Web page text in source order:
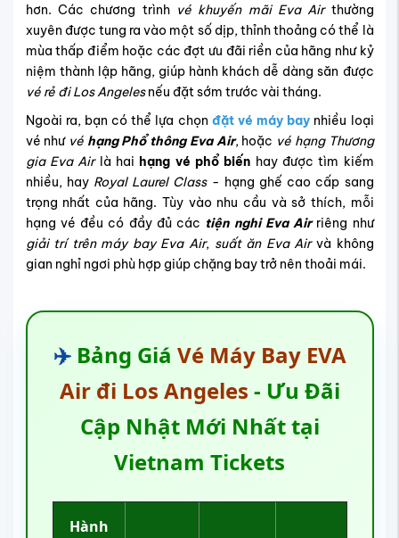
hơn. Các chương trình vé khuyến mãi Eva Airthường
xuyên được tung ra vào một số dịp, thỉnh thoảng có thể là
mùa thấp điểm hoặc các đợt ưu đãi riền của hãng như kỷ
niệm thành lập hãng, giúp hành khách dễ dàng săn được
vé rẻ đi Los Angelesnếu đặt sớm trước vài tháng.
Ngoài ra, bạn có thể lựa chọn đặt vé máy bay nhiều loại
vé như vé hạng Phổ thông Eva Air, hoặc vé hạng Thương
gia Eva Airlà hai hạng vé phổ biến hay được tìm kiếm
nhiều, hay Royal Laurel Class- hạng ghế cao cấp sang
trọng nhất của hãng. Tùy vào nhu cầu và sở thích, mỗi
hạng vé đều có đầy đủ các tiện nghi Eva Airriêng như
giải trí trên máy bay Eva Air, suất ăn Eva Airvà không
gian nghỉ ngơi phù hợp giúp chặng bay trở nên thoải mái.
✈️ Bảng Giá Vé Máy Bay EVA
Air đi Los Angeles - Ưu Đãi
Cập Nhật Mới Nhất tại
Vietnam Tickets
Hành